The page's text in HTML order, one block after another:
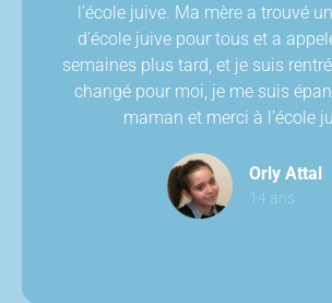
l’école juive. Ma mère a trouvé
d’école juive pour tous et a
semaines plus tard, et je suis
changé pour moi, je me suis
maman et merci à l’école
Orly Attal
14 ans